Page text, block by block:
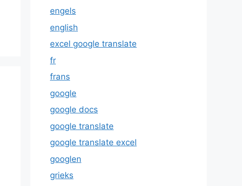
engels
english
excel google translate
fr
frans
google
google docs
google translate
google translate excel
googlen
grieks